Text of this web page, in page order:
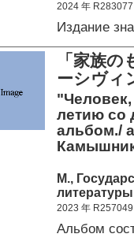
2024 年 R283077
Издание
「家族
ーシヴィ
летию со
альбом./
М.,
2023 年 R257049
Альбом